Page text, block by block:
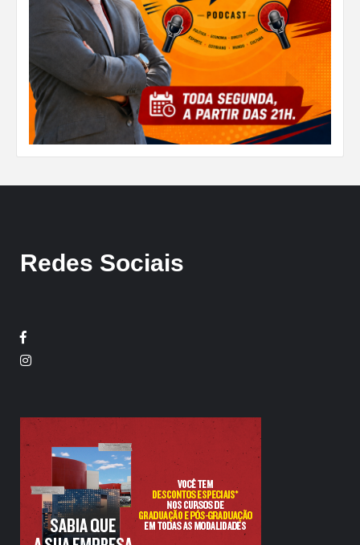
Redes Sociais
Facebook
Twitter